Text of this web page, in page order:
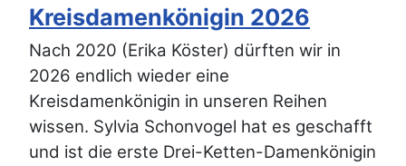
Kreisdamenkönigin 2026
Nach 2020 (Erika Köster) dürften wir in
2026 endlich wieder eine
Kreisdamenkönigin in unseren Reihen
wissen. Sylvia Schonvogel hat es geschafft
und ist die erste Drei-Ketten-Damenkönigin